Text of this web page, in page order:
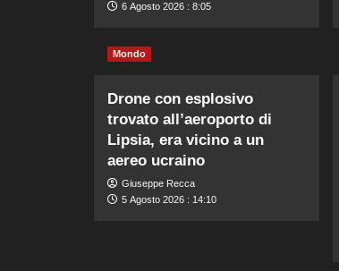
6 Agosto 2026 : 8:05
Mondo
Drone con esplosivo
trovato all’aeroporto di
Lipsia, era vicino a un
aereo ucraino
Giuseppe Recca
5 Agosto 2026 : 14:10